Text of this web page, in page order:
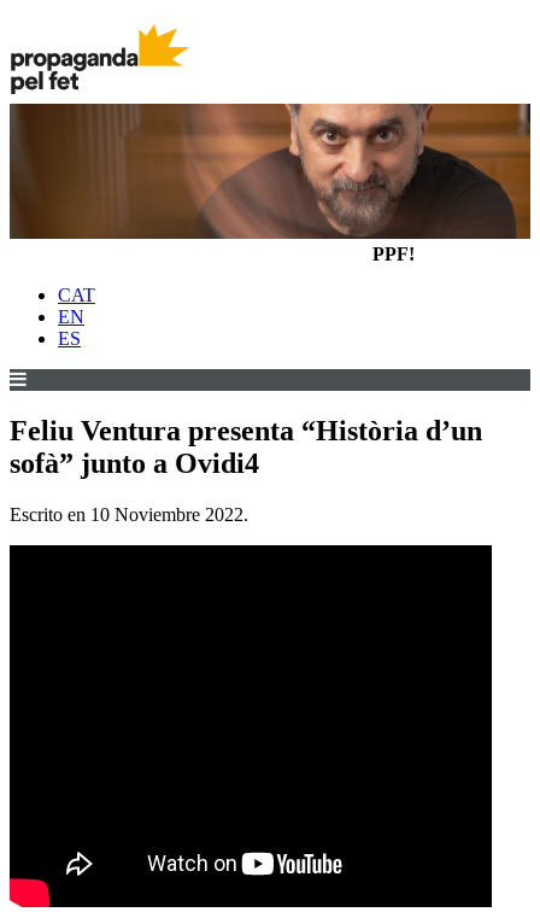
PPF!
CAT
EN
ES
Feliu Ventura presenta “Història d’un
sofà” junto a Ovidi4
Escrito en 10 Noviembre 2022.